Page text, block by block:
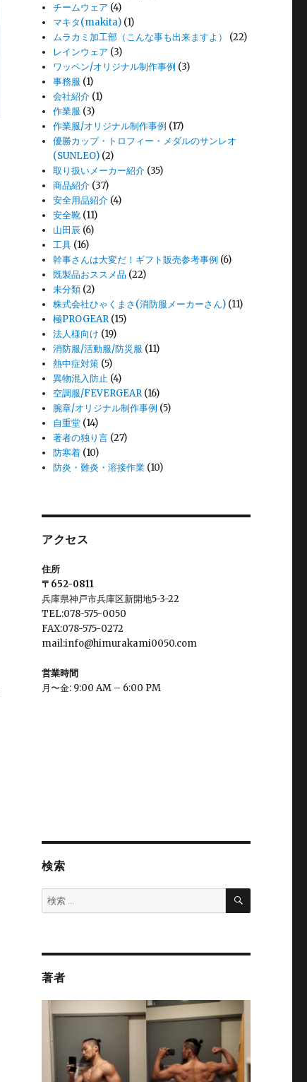
チームウェア (4)
マキタ(makita) (1)
ムラカミ加工部（こんな事も出来ますよ）
(22)
レインウェア (3)
ワッペン/オリジナル制作事例 (3)
事務服 (1)
会社紹介 (1)
作業服 (3)
作業服/オリジナル制作事例 (17)
優勝カップ・トロフィー・メダルのサンレオ
(SUNLEO) (2)
取り扱いメーカー紹介 (35)
商品紹介 (37)
安全用品紹介 (4)
安全靴 (11)
山田辰 (6)
工具 (16)
幹事さんは大変だ！ギフト販売参考事例 (6)
既製品おススメ品 (22)
未分類 (2)
株式会社ひゃくまさ(消防服メーカーさん) (11)
極PROGEAR(15)
法人様向け (19)
消防服/活動服/防災服 (11)
熱中症対策 (5)
異物混入防止 (4)
空調服/FEVERGEAR(16)
腕章/オリジナル制作事例 (5)
自重堂 (14)
著者の独り言 (27)
防寒着 (10)
防炎・難炎・溶接作業 (10)
アクセス
住所
〒652-0811
兵庫県神戸市兵庫区新開地5-3-22
TEL:078-575-0050
FAX:078-575-0272
mail:info@himurakami0050.com
営業時間
月〜金: 9:00 AM – 6:00 PM
検索
検
索:
検
著者